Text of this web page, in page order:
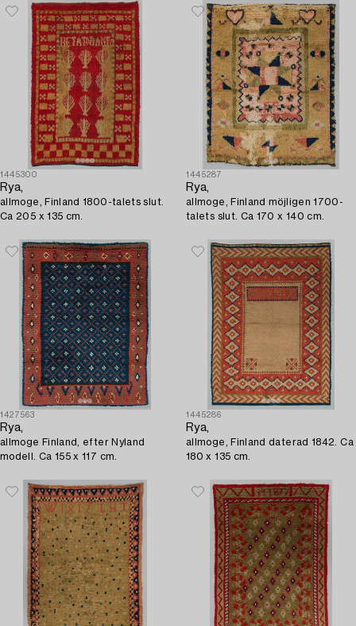
1445300
Rya,
allmoge, Finland 1800-talets slut.
Ca 205 x 135 cm.
1445287
Rya,
allmoge, Finland möjligen 1700-
talets slut. Ca 170 x 140 cm.
1427563
Rya,
allmoge Finland, efter Nyland
modell. Ca 155 x 117 cm.
1445286
Rya,
allmoge, Finland daterad 1842. Ca
180 x 135 cm.